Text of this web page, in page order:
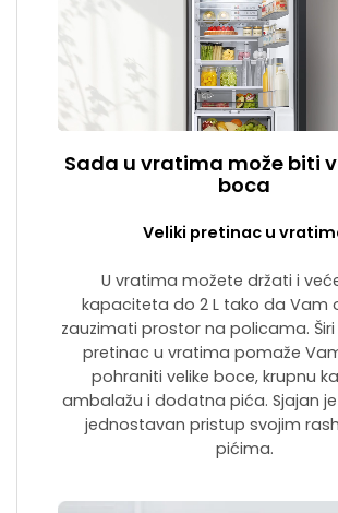
Sada u vratima može biti
boca
Veliki pretinac u
U vratima možete držati i
kapaciteta do 2 L tako da Vam
zauzimati prostor na policama. Širi
pretinac u vratima pomaže
pohraniti velike boce, krupnu
ambalažu i dodatna pića. Sjajan
jednostavan pristup svojim
pićima.